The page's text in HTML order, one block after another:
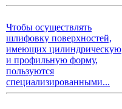
Чтобы осуществлять
шлифовку поверхностей,
имеющих цилиндрическую
и профильную форму,
пользуются
специализированными...